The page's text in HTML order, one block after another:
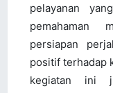
pelayanan
pemahaman
persiapan
positif terhadap
kegiatan ini